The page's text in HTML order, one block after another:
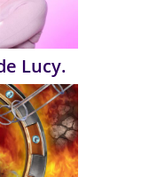
Lucy.